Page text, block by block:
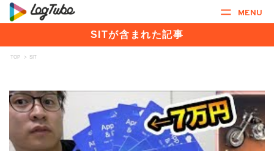
MENU
SITが含まれた記事
TOP > SIT